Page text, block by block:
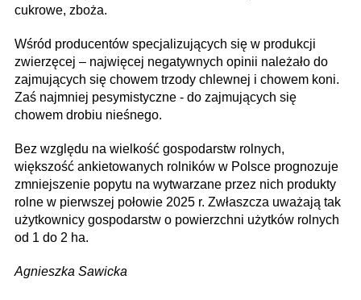
cukrowe, zboża.
Wśród producentów specjalizujących się w produkcji
zwierzęcej – najwięcej negatywnych opinii należało do
zajmujących się chowem trzody chlewnej i chowem koni.
Zaś najmniej pesymistyczne - do zajmujących się
chowem drobiu nieśnego.
Bez względu na wielkość gospodarstw rolnych,
większość ankietowanych rolników w Polsce prognozuje
zmniejszenie popytu na wytwarzane przez nich produkty
rolne w pierwszej połowie 2025 r. Zwłaszcza uważają tak
użytkownicy gospodarstw o powierzchni użytków rolnych
od 1 do 2 ha.
Agnieszka Sawicka